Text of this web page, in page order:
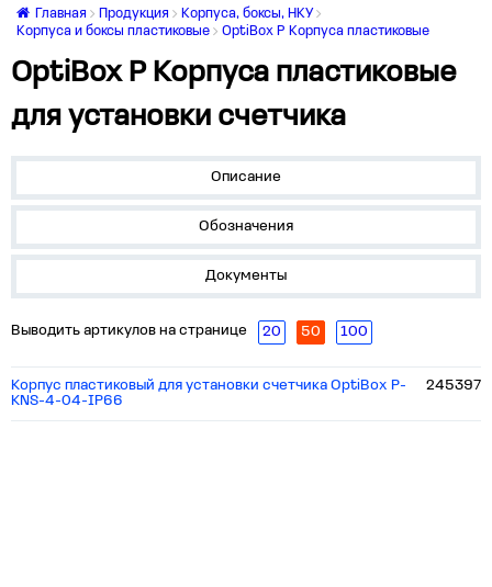
Главная Продукция
Корпуса, боксы, НКУ
Корпуса и боксы пластиковые
OptiBox P Корпуса пластиковые
OptiBox P Корпуса пластиковые
для установки счетчика
Описание
Обозначения
Документы
Выводить артикулов на странице 20 50 100
Корпус пластиковый для установки счетчика OptiBox P-
KNS-4-04-IP66
245397